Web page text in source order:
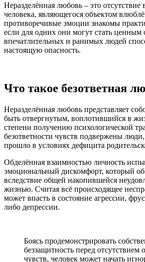
Неразделённая любовь – это отсутствие
человека, являющегося объектом
противоречивые эмоции знакомы
если для одних они могут стать ценным
впечатлительных и ранимых людей
настоящую опасность.
Что такое безответная
Неразделённая любовь представляет
быть отвергнутым, воплотившийся в
степени получению психологической
безответности чувств подвержены
прошло в условиях дефицита
Обделённая взаимностью личность
эмоциональный дискомфорт, который
вследствие общей накопившейся
жизнью. Считая всё происходящее
может впасть в состояние агрессии,
либо депрессии.
Боясь продемонстрировать
беззащитность перед отсутствием
чувств, человек может начать